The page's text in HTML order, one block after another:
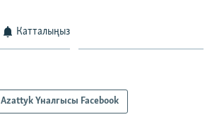
Катталыңыз
Azattyk Үналгысы Facebook